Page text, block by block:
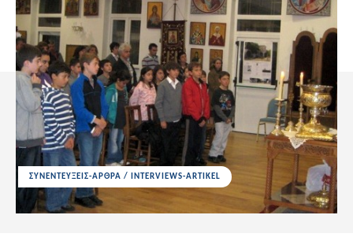
ΣΥΝΕΝΤΕΥΞΕΙΣ-ΑΡΘΡΑ / INTERVIEWS-ARTIKEL